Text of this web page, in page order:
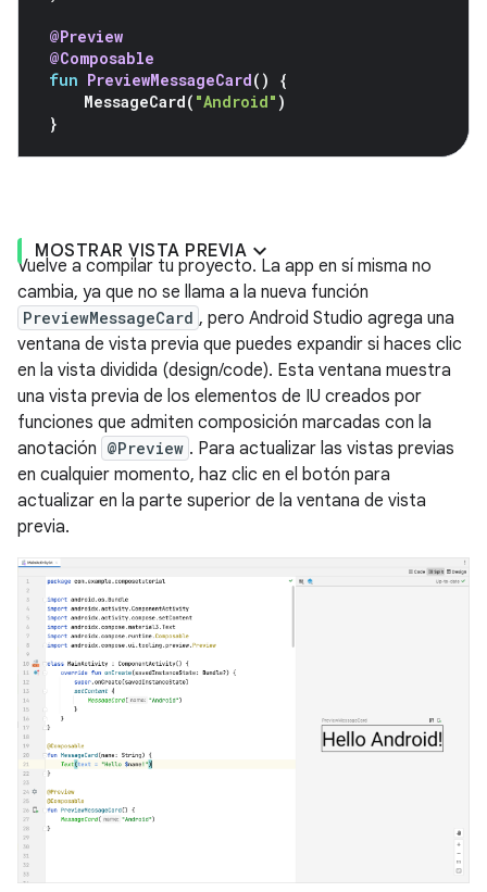
@Preview
@Composable
fun PreviewMessageCard()
{
MessageCard( "Android" )
}
MOSTRAR VISTA PREVIA
Vuelve a compilar tu proyecto. La app en sí misma no
cambia, ya que no se llama a la nueva función
PreviewMessageCard , pero Android Studio agrega una
ventana de vista previa que puedes expandir si haces clic
en la vista dividida (design/code). Esta ventana muestra
una vista previa de los elementos de IU creados por
funciones que admiten composición marcadas con la
anotación @Preview . Para actualizar las vistas previas
en cualquier momento, haz clic en el botón para
actualizar en la parte superior de la ventana de vista
previa.